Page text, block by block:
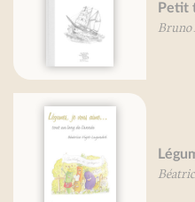
Petit traité de la morue
Bruno Bertheuil
Légumes, je vous aime...
Béatrice Vigot-Lagandré